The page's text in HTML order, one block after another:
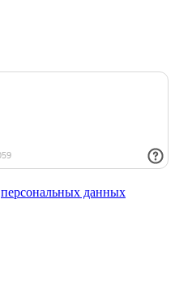
персональных данных